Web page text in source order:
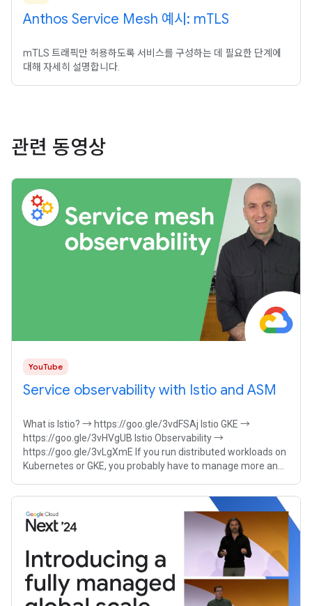
Anthos Service Mesh 예시: mTLS
mTLS 트래픽만 허용하도록 서비스를 구성하는 데 필요한 단계에
대해 자세히 설명합니다.
관련 동영상
YouTube
Service observability with Istio and ASM
What is Istio? → https://goo.gle/3vdFSAj Istio GKE →
https://goo.gle/3vHVgUB Istio Observability →
https://goo.gle/3vLgXmE If you run distributed workloads on
Kubernetes or GKE, you probably have to manage more and